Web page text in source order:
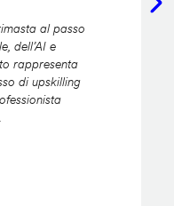
al passo
dell’AI e
rappresenta
di upskilling